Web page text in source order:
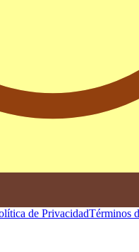
de PrivacidadTérminos